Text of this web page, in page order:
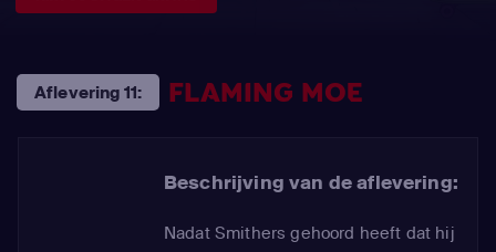
Aflevering 11: FLAMING MOE
Beschrijving van de aflevering:
Nadat Smithers gehoord heeft dat hij